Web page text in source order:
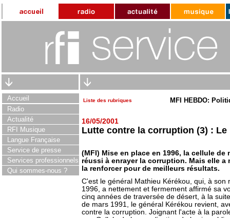
Accueil
Radio
Actualité
RFI Musique
Langue Française
Service de presse
Services professionnels
Qui sommes-nous ?
Liste des rubriques MFI HEBDO:
16/05/2001
Lutte contre la corruption (3) :
(MFI) Mise en place en 1996, la cellule
réussi à enrayer la corruption. Mais elle
la renforcer pour de meilleurs résultats.
C'est le général Mathieu Kérékou, qui, à
1996, a nettement et fermement affirmé sa
cinq années de traversée de désert, à la
de mars 1991, le général Kérékou revient,
contre la corruption. Joignant l'acte à la